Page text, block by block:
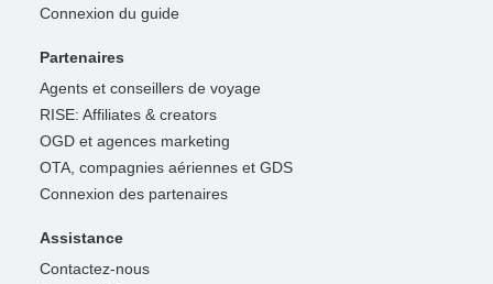
Connexion du guide
Partenaires
Agents et conseillers de voyage
RISE: Affiliates & creators
OGD et agences marketing
OTA, compagnies aériennes et GDS
Connexion des partenaires
Assistance
Contactez-nous